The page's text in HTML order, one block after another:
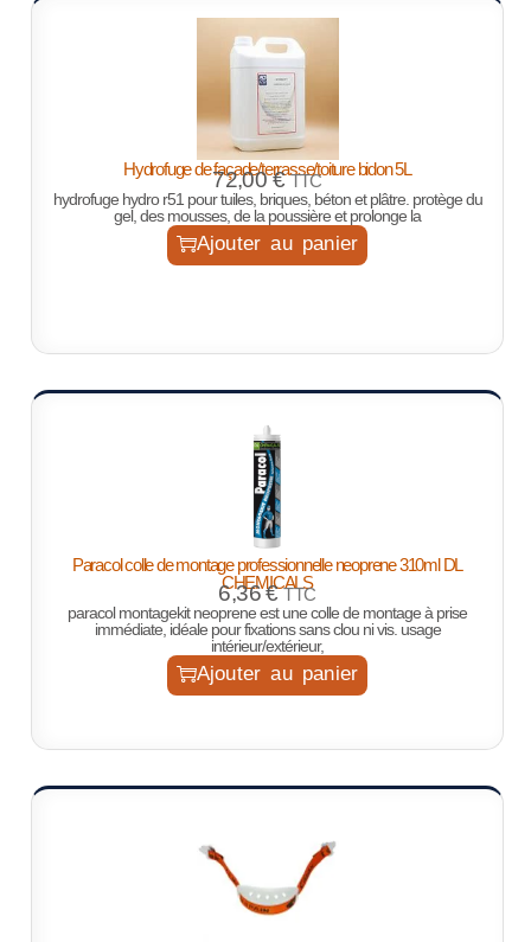
Hydrofuge de façade/terrasse/toiture bidon 5L
72,00€ TTC
hydrofuge hydro r51 pour tuiles, briques, béton et plâtre. protège du
gel, des mousses, de la poussière et prolonge la
Ajouter au panier
Paracol colle de montage professionnelle neoprene 310ml DL
CHEMICALS
6,36€ TTC
paracol montagekit neoprene est une colle de montage à prise
immédiate, idéale pour fixations sans clou ni vis. usage
intérieur/extérieur,
Ajouter au panier